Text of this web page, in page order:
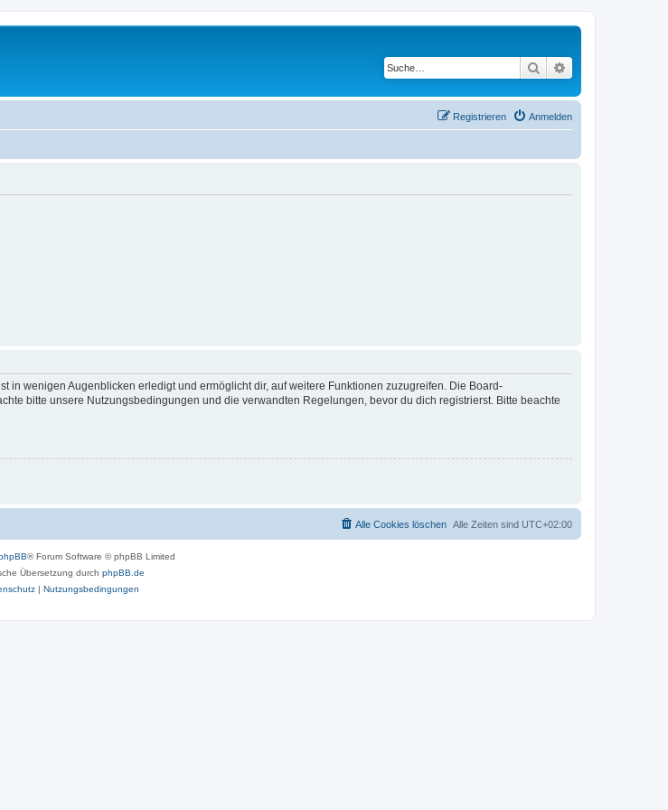
Suche
Anmelden
Registrieren
in wenigen Augenblicken erledigt und ermöglicht dir, auf weitere Funktionen zuzugreifen. Die Board-
bitte unsere Nutzungsbedingungen und die verwandten Regelungen, bevor du dich registrierst. Bitte beachte
Alle Zeiten sind UTC+02:00
Alle Cookies löschen
® Forum Software © phpBB Limited
Übersetzung durch phpBB.de
| Nutzungsbedingungen